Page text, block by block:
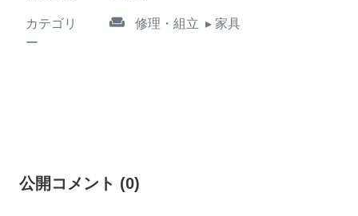
カテゴリ
ー
weekend 修理・組立 ▸ 家具
公開コメント (0)